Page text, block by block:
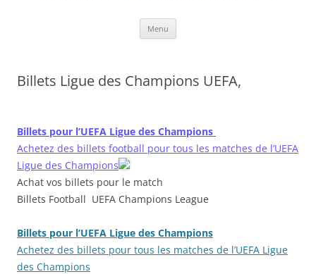
Menu
Billets Ligue des Champions UEFA,
Billets pour l’UEFA Ligue des Champions
Achetez des billets football pour tous les matches de l’UEFA
Ligue des Champions
Achat vos billets pour le match
Billets Football UEFA Champions League
Billets pour l’UEFA Ligue des Champions
Achetez des billets pour tous les matches de l’UEFA Ligue
des Champions